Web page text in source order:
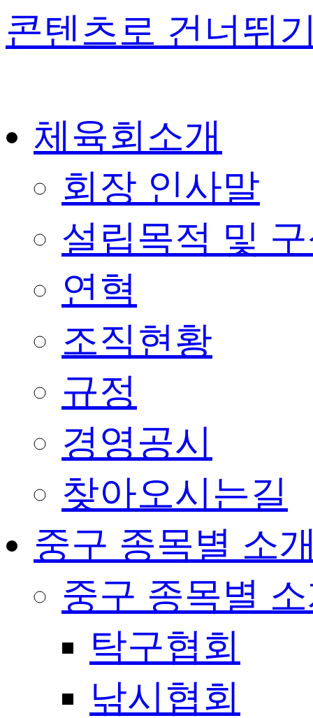
콘텐츠로 건너뛰
체육회소개
회장 인사말
설립목적 및
연혁
조직현황
규정
경영공시
찾아오시는길
중구 종목별 소
중구 종목별
탁구협회
낚시협회